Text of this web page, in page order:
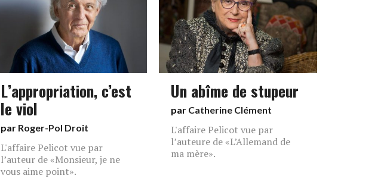
L’appropriation, c’est
le viol
par Roger-Pol Droit
L'affaire Pelicot vue par
l’auteur de «Monsieur, je ne
vous aime point».
Un abîme de stupeur
par Catherine Clément
L'affaire Pelicot vue par
l’auteure de «L’Allemand de
ma mère».